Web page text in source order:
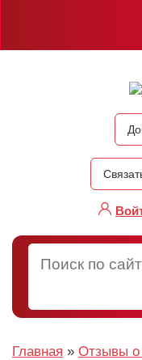
Главная » Отзывы о